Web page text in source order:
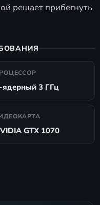
решает прибегнуть
ядерный 3 ГГц
GTX 1070